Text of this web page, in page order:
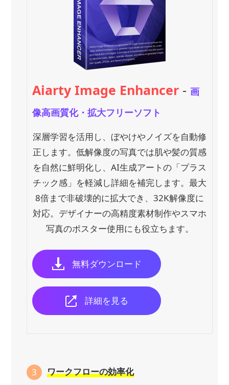
Aiarty Image Enhancer -画
像高画質化・拡大フリーソフト
深層学習を活用し、ぼやけやノイズを自動修
正します。低解像度の写真では肌や髪の質感
を自然に鮮明化し、AI生成アートの「プラス
チック感」を軽減し詳細を補完します。最大
8倍まで非破壊的に拡大でき、32K解像度に
対応。デザイナーの高精度素材制作やスマホ
写真のポスター使用にも役立ちます。
無料ダウンロード
詳細を見る
3 ワークフローの効率化